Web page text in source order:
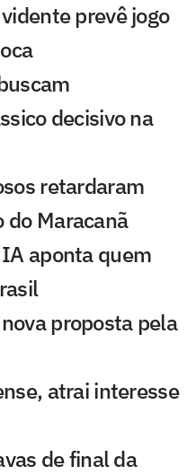
prevê jogo
decisivo na
retardaram
do Maracanã
aponta quem
proposta pela
atrai interesse
de final da